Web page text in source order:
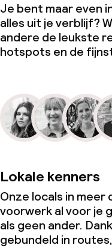
Je bent maar even
alles uit je verblijf?
andere de leukste
hotspots en de
Lokale kenners
Onze locals in
voorwerk al voor je
als geen ander.
gebundeld in